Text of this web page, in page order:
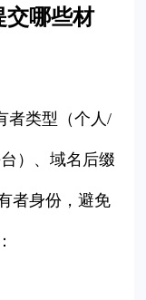
交哪些材
者类型（个人/
）、域名后缀
者身份，避免